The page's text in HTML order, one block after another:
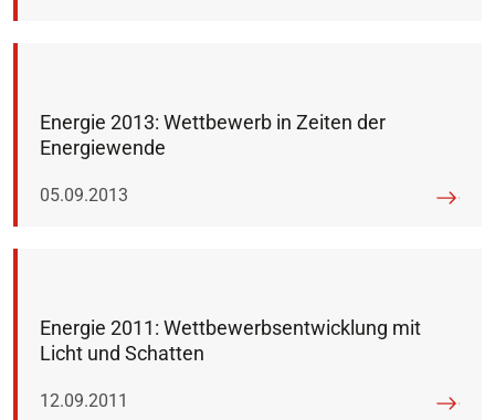
Energie 2013: Wettbewerb in Zeiten der
Energiewende
Veröffentlicht am:
05.09.2013
Energie 2011: Wettbewerbsentwicklung mit
Licht und Schatten
Veröffentlicht am:
12.09.2011